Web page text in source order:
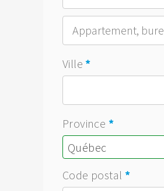
(facultatif)
Ville *
Province *
Québec
Code postal *